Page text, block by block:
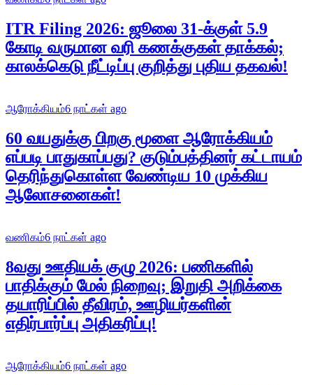
ITR Filing 2026: ஜூலை 31-க்குள் 5.9
கோடி வருமான வரி கணக்குகள் தாக்கல்;
காலக்கெடு நீட்டிப்பு குறித்து புதிய தகவல்!
ஆரோக்கியம்6 நாட்கள் ago
60 வயதுக்கு பிறகு மூளை ஆரோக்கியம்
எப்படி பாதுகாப்பது? குடும்பத்தினர் கட்டாயம்
தெரிந்துகொள்ள வேண்டிய 10 முக்கிய
ஆலோசனைகள்!
வணிகம்6 நாட்கள் ago
8வது ஊதியக் குழு 2026: பணிகளில்
பாதிக்கும் மேல் நிறைவு; இறுதி அறிக்கை
தயாரிப்பில் தீவிரம், ஊழியர்களின்
எதிர்பார்ப்பு அதிகரிப்பு!
ஆரோக்கியம்6 நாட்கள் ago